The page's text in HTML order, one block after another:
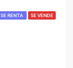
SE RENTA SE VENDE